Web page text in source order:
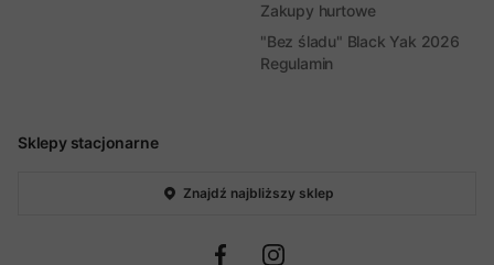
Sklepy stacjonarne
Znajdź najbliższy sklep
Zakupy hurtowe
"Bez śladu" Black Yak 2026
Regulamin